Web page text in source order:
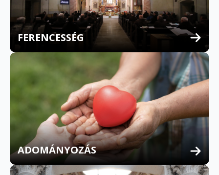
FERENCESSÉG
MULTILINGUAL CONFESSION
ADOMÁNYOZÁS